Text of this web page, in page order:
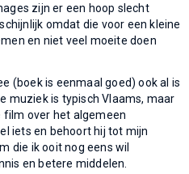
zijn er een hoop slecht
omdat die voor een kleine
en niet veel moeite doen
(boek is eenmaal goed) ook al is
muziek is typisch Vlaams, maar
film over het algemeen
iets en behoort hij tot mijn
die ik ooit nog eens wil
en betere middelen.